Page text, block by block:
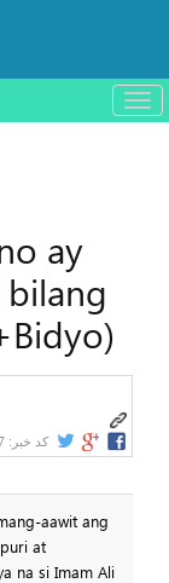
باز
و
ay
کد خبر:
aawit ang
at
na si Imam Ali